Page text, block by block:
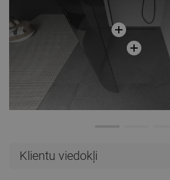
Klientu viedokļi